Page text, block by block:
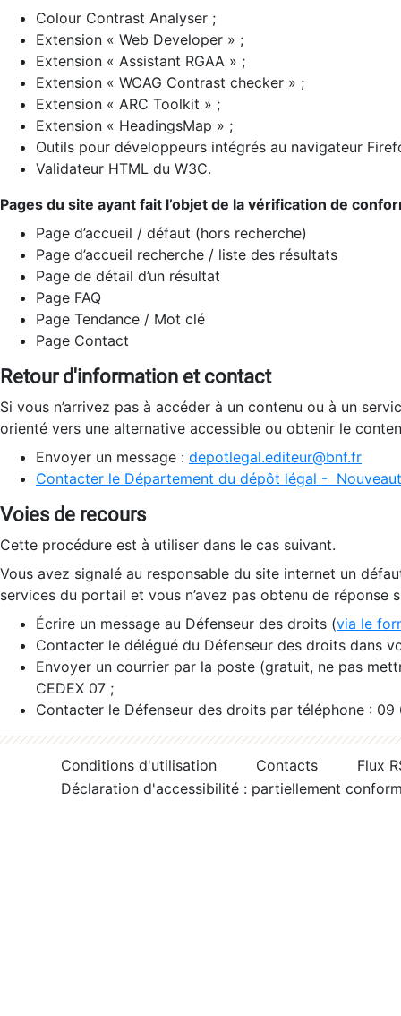
Colour Contrast Analyser ;
Extension « Web Developer » ;
Extension « Assistant RGAA » ;
Extension « WCAG Contrast checker » ;
Extension « ARC Toolkit » ;
Extension « HeadingsMap » ;
Outils pour développeurs intégrés au navigateur
Validateur HTML du W3C.
Pages du site ayant fait l’objet de la vérification de
Page d’accueil / défaut (hors recherche)
Page d’accueil recherche / liste des résultats
Page de détail d’un résultat
Page FAQ
Page Tendance / Mot clé
Page Contact
Retour d'information et contact
Si vous n’arrivez pas à accéder à un contenu ou à un
orienté vers une alternative accessible ou obtenir le
Envoyer un message : depotlegal.editeur@bnf.fr
Contacter le Département du dépôt légal -
Voies de recours
Cette procédure est à utiliser dans le cas suivant.
Vous avez signalé au responsable du site internet un
services du portail et vous n’avez pas obtenu de réponse
Écrire un message au Défenseur des droits (via le
Contacter le délégué du Défenseur des droits dans
Envoyer un courrier par la poste (gratuit, ne pas
CEDEX 07 ;
Contacter le Défenseur des droits par téléphone :
Conditions d'utilisation Contacts
Flux
Déclaration d'accessibilité : partiellement